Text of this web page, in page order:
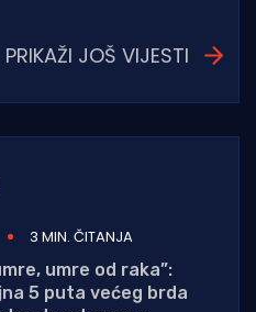
PRIKAŽI JOŠ VIJESTI
3 MIN. ČITANJA
umre od raka”:
5 puta većeg brda